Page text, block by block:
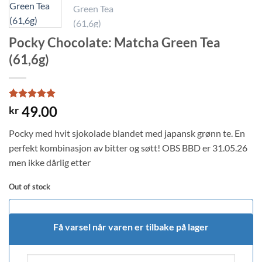
Pocky Chocolate: Matcha Green Tea
(61,6g)
Rated5
out of 5
4
customer
ratings
kr 49.00
Pocky med hvit sjokolade blandet med japansk grønn te. En
perfekt kombinasjon av bitter og søtt! OBS BBD er 31.05.26
men ikke dårlig etter
Out of stock
Få varsel når varen er tilbake på lager